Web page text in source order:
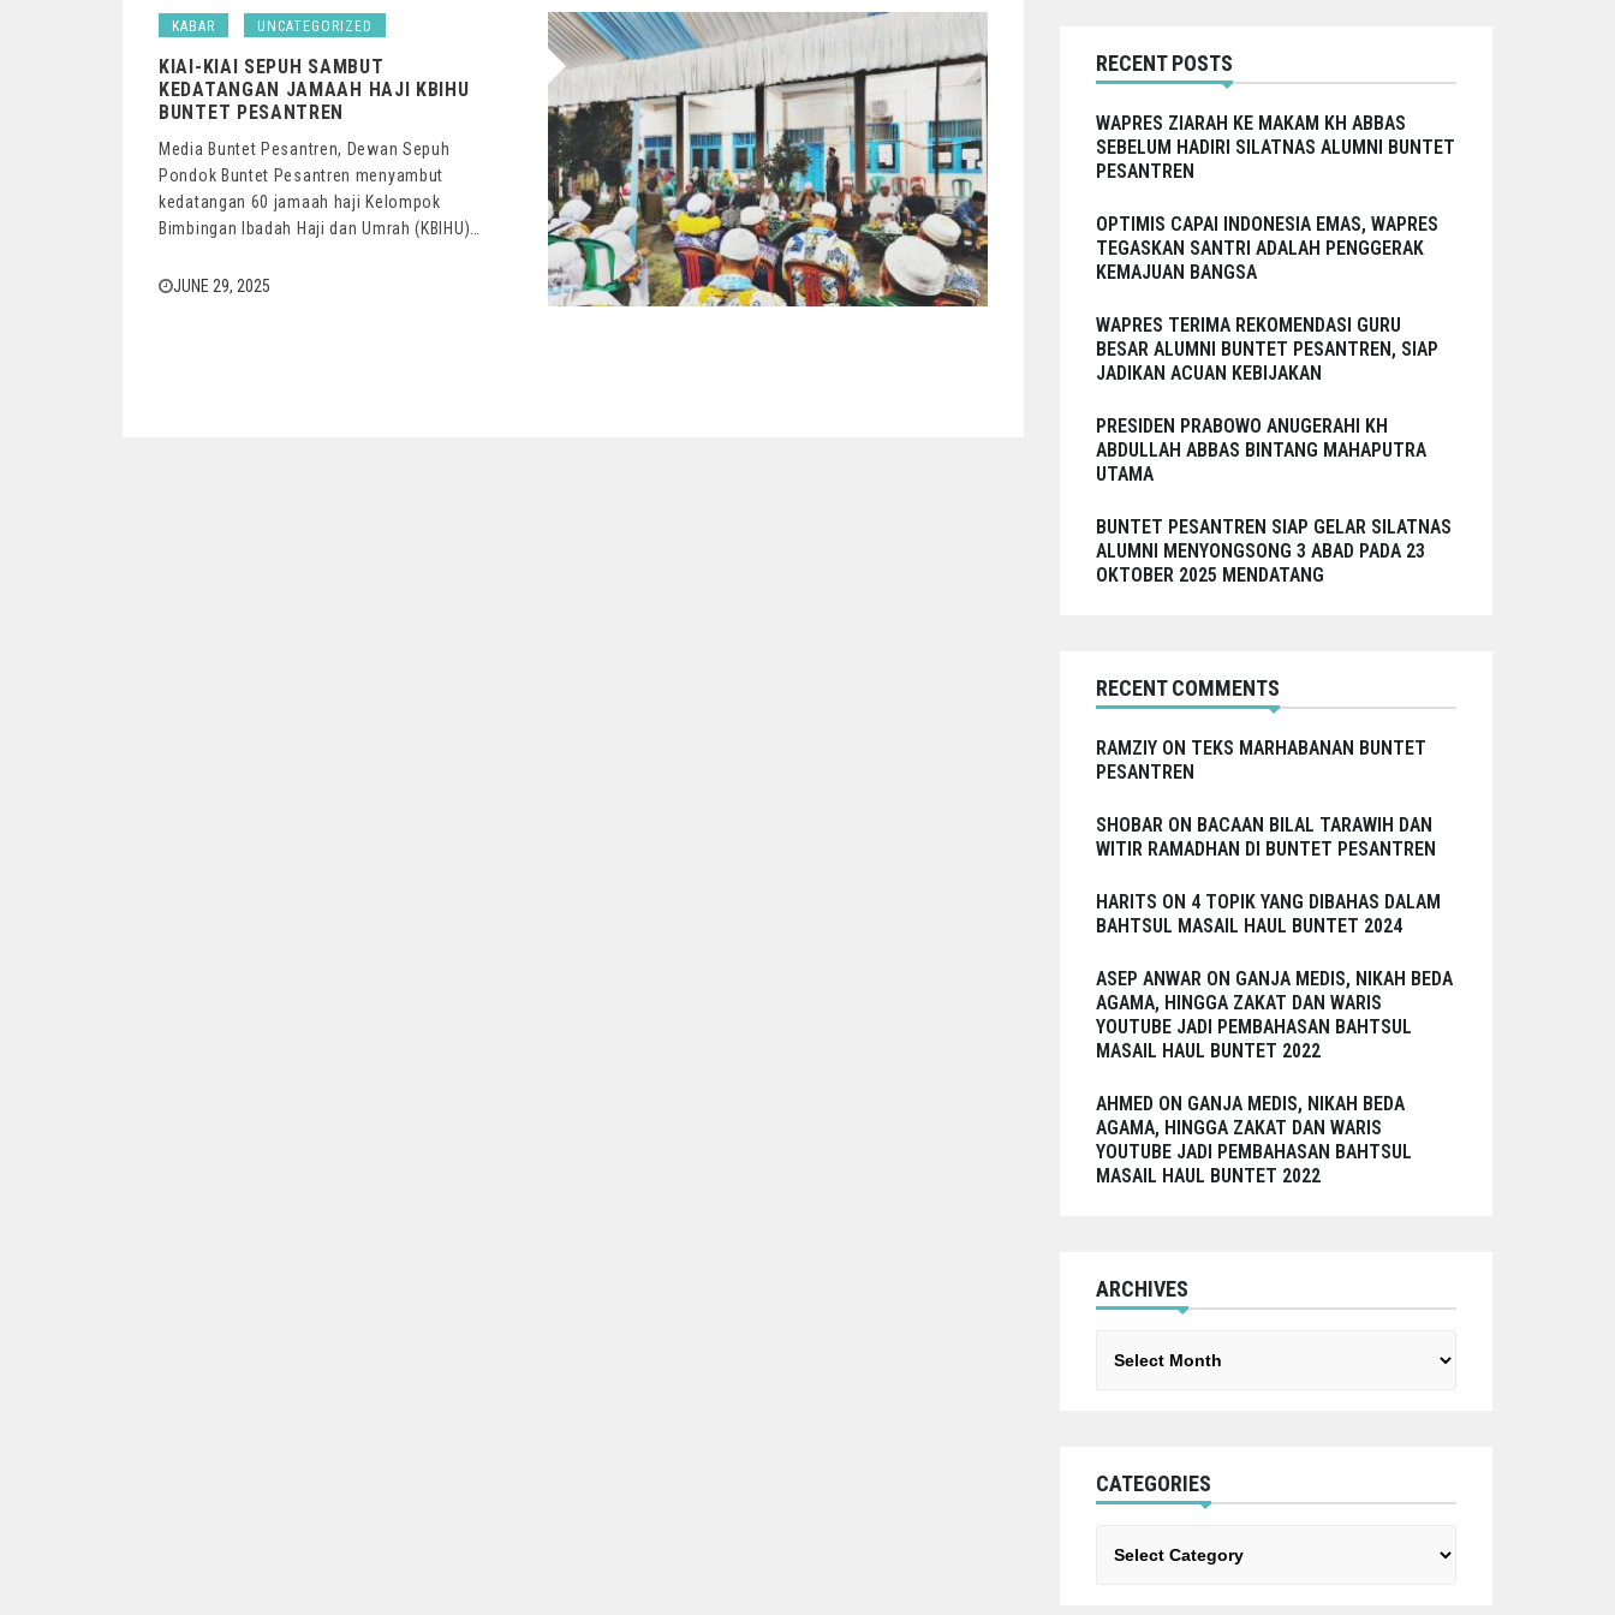
KABAR UNCATEGORIZED
KIAI-KIAI SEPUH SAMBUT
KEDATANGAN JAMAAH HAJI KBIHU
BUNTET PESANTREN
Media Buntet Pesantren, Dewan Sepuh
Pondok Buntet Pesantren menyambut
kedatangan 60 jamaah haji Kelompok
Bimbingan Ibadah Haji dan Umrah (KBIHU)…
JUNE 29, 2025
RECENT POSTS
WAPRES ZIARAH KE MAKAM KH ABBAS
SEBELUM HADIRI SILATNAS ALUMNI BUNTET
PESANTREN
OPTIMIS CAPAI INDONESIA EMAS, WAPRES
TEGASKAN SANTRI ADALAH PENGGERAK
KEMAJUAN BANGSA
WAPRES TERIMA REKOMENDASI GURU
BESAR ALUMNI BUNTET PESANTREN, SIAP
JADIKAN ACUAN KEBIJAKAN
PRESIDEN PRABOWO ANUGERAHI KH
ABDULLAH ABBAS BINTANG MAHAPUTRA
UTAMA
BUNTET PESANTREN SIAP GELAR SILATNAS
ALUMNI MENYONGSONG 3 ABAD PADA 23
OKTOBER 2025 MENDATANG
RECENT COMMENTS
RAMZIY ON TEKS MARHABANAN BUNTET
PESANTREN
SHOBAR ON BACAAN BILAL TARAWIH DAN
WITIR RAMADHAN DI BUNTET PESANTREN
HARITS ON 4 TOPIK YANG DIBAHAS DALAM
BAHTSUL MASAIL HAUL BUNTET 2024
ASEP ANWAR ON GANJA MEDIS, NIKAH BEDA
AGAMA, HINGGA ZAKAT DAN WARIS
YOUTUBE JADI PEMBAHASAN BAHTSUL
MASAIL HAUL BUNTET 2022
AHMED ON GANJA MEDIS, NIKAH BEDA
AGAMA, HINGGA ZAKAT DAN WARIS
YOUTUBE JADI PEMBAHASAN BAHTSUL
MASAIL HAUL BUNTET 2022
ARCHIVES
CATEGORIES